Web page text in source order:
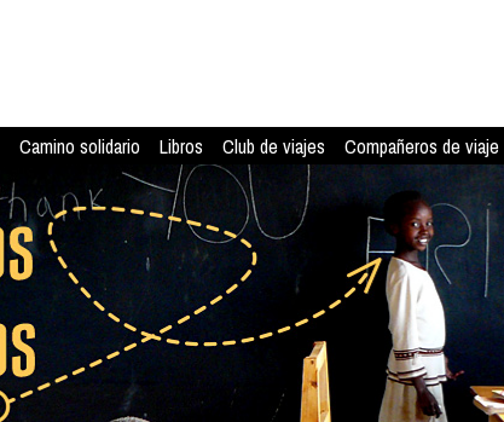
Camino solidario Libros Club de viajes Compañeros de viaje